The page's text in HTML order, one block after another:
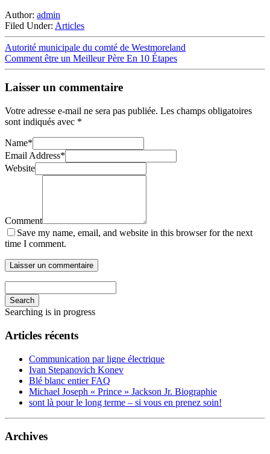
Author: admin
Filed Under: Articles
Autorité municipale du comté de Westmoreland
Comment être un Meilleur Père En 10 Étapes
Laisser un commentaire
Votre adresse e-mail ne sera pas publiée. Les champs obligatoires
sont indiqués avec *
Name*
Email Address*
Website
Comment
Save my name, email, and website in this browser for the next
time I comment.
Search
Searching is in progress
Articles récents
Communication par ligne électrique
Ivan Stepanovich Konev
Blé blanc entier FAQ
Michael Joseph « Prince » Jackson Jr. Biographie
sont là pour le long terme – si vous en prenez soin!
Archives